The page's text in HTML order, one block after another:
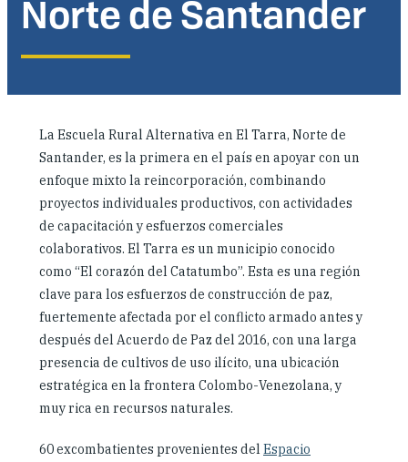
Investigación y reportes
Noticias y eventos
Norte de Santander
La Escuela Rural Alternativa en El Tarra, Norte de
Santander, es la primera en el país en apoyar con un
enfoque mixto la reincorporación, combinando
proyectos individuales productivos, con actividades
de capacitación y esfuerzos comerciales
colaborativos. El Tarra es un municipio conocido
como “El corazón del Catatumbo”. Esta es una región
clave para los esfuerzos de construcción de paz,
fuertemente afectada por el conflicto armado antes y
después del Acuerdo de Paz del 2016, con una larga
presencia de cultivos de uso ilícito, una ubicación
estratégica en la frontera Colombo-Venezolana, y
muy rica en recursos naturales.
60 excombatientes provenientes del Espacio